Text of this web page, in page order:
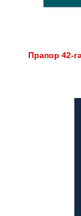
Прапор 42-